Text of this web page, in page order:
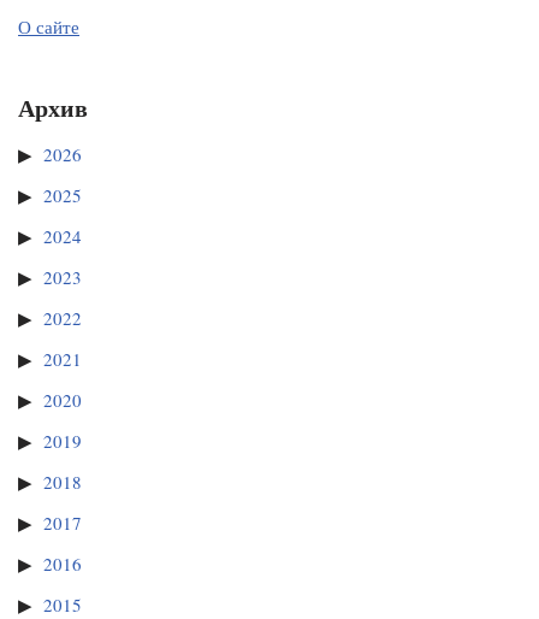
О сайте
Архив
2026
2025
2024
2023
2022
2021
2020
2019
2018
2017
2016
2015